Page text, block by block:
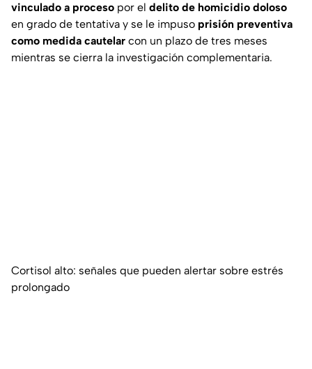
vinculado a proceso por el delito de homicidio doloso
en grado de tentativa y se le impuso prisión preventiva
como medida cautelar con un plazo de tres meses
mientras se cierra la investigación complementaria.
Cortisol alto: señales que pueden alertar sobre estrés
prolongado